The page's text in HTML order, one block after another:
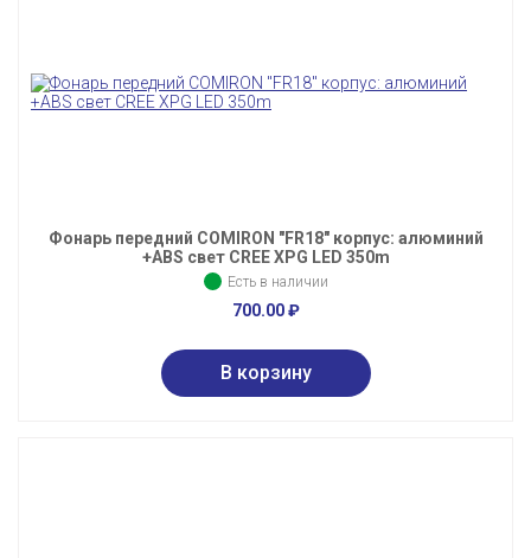
Фонарь передний COMIRON "FR18" корпус: алюминий
+ABS свет CREE XPG LED 350m
Есть в наличии
700.00₽